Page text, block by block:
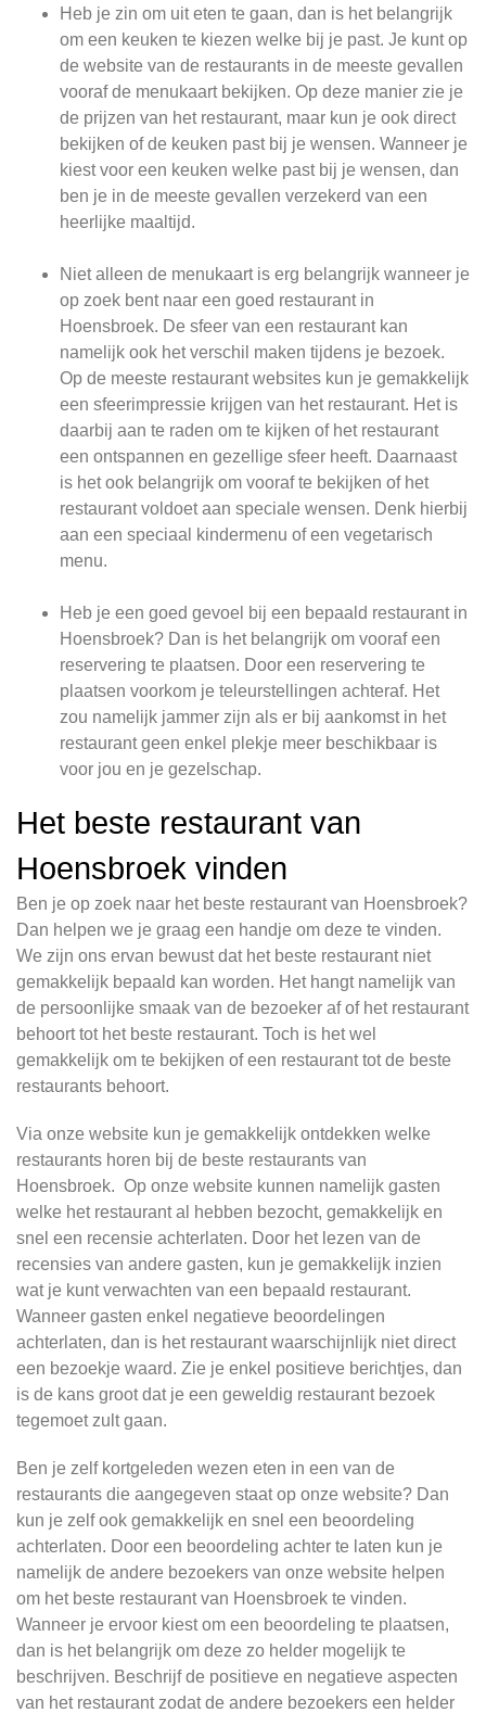
Heb je zin om uit eten te gaan, dan is het belangrijk
om een keuken te kiezen welke bij je past. Je kunt op
de website van de restaurants in de meeste gevallen
vooraf de menukaart bekijken. Op deze manier zie je
de prijzen van het restaurant, maar kun je ook direct
bekijken of de keuken past bij je wensen. Wanneer je
kiest voor een keuken welke past bij je wensen, dan
ben je in de meeste gevallen verzekerd van een
heerlijke maaltijd.
Niet alleen de menukaart is erg belangrijk wanneer je
op zoek bent naar een goed restaurant in
Hoensbroek. De sfeer van een restaurant kan
namelijk ook het verschil maken tijdens je bezoek.
Op de meeste restaurant websites kun je gemakkelijk
een sfeerimpressie krijgen van het restaurant. Het is
daarbij aan te raden om te kijken of het restaurant
een ontspannen en gezellige sfeer heeft. Daarnaast
is het ook belangrijk om vooraf te bekijken of het
restaurant voldoet aan speciale wensen. Denk hierbij
aan een speciaal kindermenu of een vegetarisch
menu.
Heb je een goed gevoel bij een bepaald restaurant in
Hoensbroek? Dan is het belangrijk om vooraf een
reservering te plaatsen. Door een reservering te
plaatsen voorkom je teleurstellingen achteraf. Het
zou namelijk jammer zijn als er bij aankomst in het
restaurant geen enkel plekje meer beschikbaar is
voor jou en je gezelschap.
Het beste restaurant van
Hoensbroek vinden
Ben je op zoek naar het beste restaurant van Hoensbroek?
Dan helpen we je graag een handje om deze te vinden.
We zijn ons ervan bewust dat het beste restaurant niet
gemakkelijk bepaald kan worden. Het hangt namelijk van
de persoonlijke smaak van de bezoeker af of het restaurant
behoort tot het beste restaurant. Toch is het wel
gemakkelijk om te bekijken of een restaurant tot de beste
restaurants behoort.
Via onze website kun je gemakkelijk ontdekken welke
restaurants horen bij de beste restaurants van
Hoensbroek. Op onze website kunnen namelijk gasten
welke het restaurant al hebben bezocht, gemakkelijk en
snel een recensie achterlaten. Door het lezen van de
recensies van andere gasten, kun je gemakkelijk inzien
wat je kunt verwachten van een bepaald restaurant.
Wanneer gasten enkel negatieve beoordelingen
achterlaten, dan is het restaurant waarschijnlijk niet direct
een bezoekje waard. Zie je enkel positieve berichtjes, dan
is de kans groot dat je een geweldig restaurant bezoek
tegemoet zult gaan.
Ben je zelf kortgeleden wezen eten in een van de
restaurants die aangegeven staat op onze website? Dan
kun je zelf ook gemakkelijk en snel een beoordeling
achterlaten. Door een beoordeling achter te laten kun je
namelijk de andere bezoekers van onze website helpen
om het beste restaurant van Hoensbroek te vinden.
Wanneer je ervoor kiest om een beoordeling te plaatsen,
dan is het belangrijk om deze zo helder mogelijk te
beschrijven. Beschrijf de positieve en negatieve aspecten
van het restaurant zodat de andere bezoekers een helder